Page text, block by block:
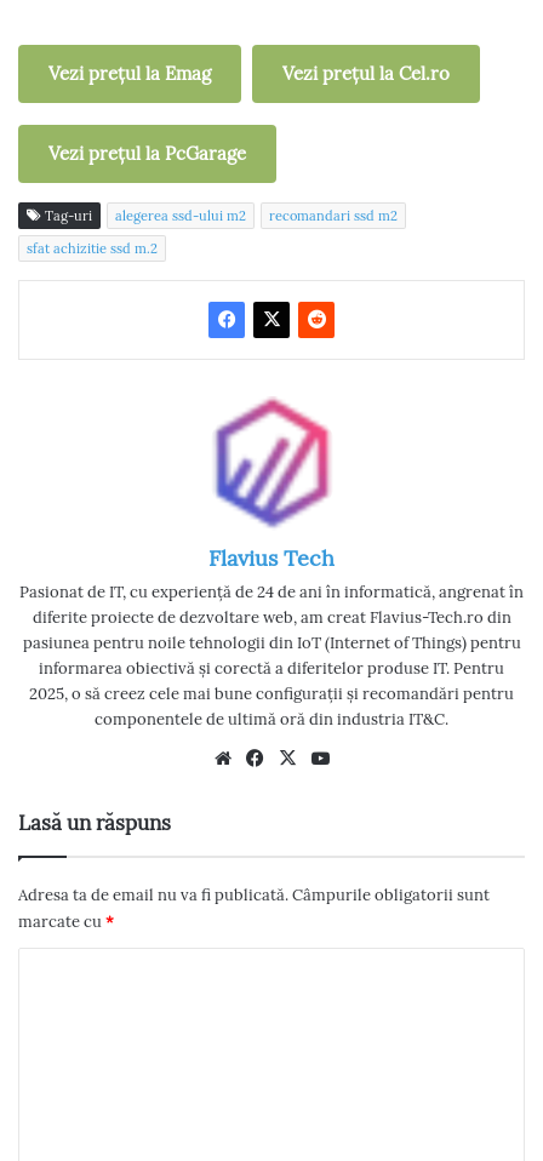
Vezi prețul la Emag Vezi prețul la Cel.ro
Vezi prețul la PcGarage
Tag-uri alegerea ssd-ului m2
recomandari ssd m2
sfat achizitie ssd m.2
Flavius Tech
Pasionat de IT, cu experiență de 24 de ani în informatică, angrenat în
diferite proiecte de dezvoltare web, am creat Flavius-Tech.ro din
pasiunea pentru noile tehnologii din IoT (Internet of Things) pentru
informarea obiectivă și corectă a diferitelor produse IT. Pentru
2025, o să creez cele mai bune configurații și recomandări pentru
componentele de ultimă oră din industria IT&C.
We
Fac
X
Lasă un răspuns
Adresa ta de email nu va fi publicată.Câmpurile obligatorii sunt
marcate cu*